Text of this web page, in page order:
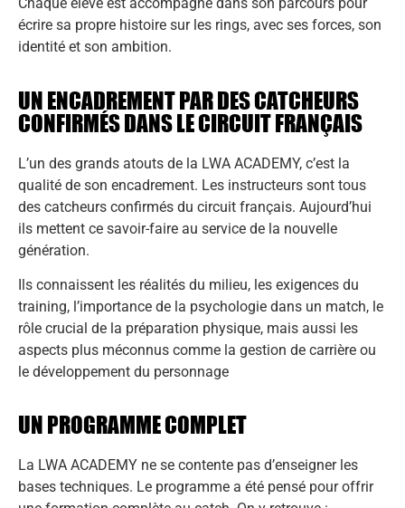
écrire sa propre histoire sur les rings, avec ses forces, son
identité et son ambition.
UN ENCADREMENT PAR DES CATCHEURS
CONFIRMÉS DANS LE CIRCUIT FRANÇAIS
L’un des grands atouts de la LWA ACADEMY, c’est la
qualité de son encadrement. Les instructeurs sont tous
des catcheurs confirmés du circuit français. Aujourd’hui
ils mettent ce savoir-faire au service de la nouvelle
génération.
Ils connaissent les réalités du milieu, les exigences du
training, l’importance de la psychologie dans un match, le
rôle crucial de la préparation physique, mais aussi les
aspects plus méconnus comme la gestion de carrière ou
le développement du personnage
UN PROGRAMME COMPLET
La LWA ACADEMY ne se contente pas d’enseigner les
bases techniques. Le programme a été pensé pour offrir